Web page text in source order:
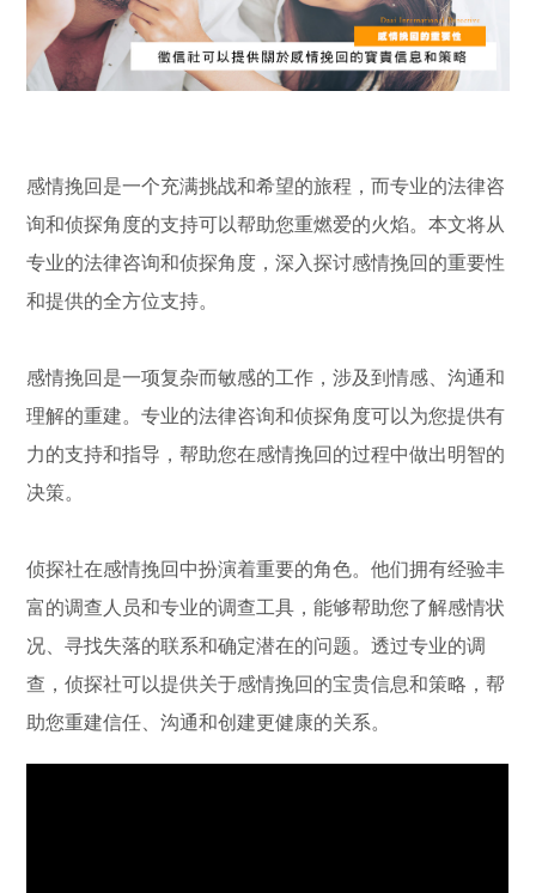
感情挽回是一个充满挑战和希望的旅程，而专业的法律咨
询和侦探角度的支持可以帮助您重燃爱的火焰。本文将从
专业的法律咨询和侦探角度，深入探讨感情挽回的重要性
和提供的全方位支持。
感情挽回是一项复杂而敏感的工作，涉及到情感、沟通和
理解的重建。专业的法律咨询和侦探角度可以为您提供有
力的支持和指导，帮助您在感情挽回的过程中做出明智的
决策。
侦探社在感情挽回中扮演着重要的角色。他们拥有经验丰
富的调查人员和专业的调查工具，能够帮助您了解感情状
况、寻找失落的联系和确定潜在的问题。透过专业的调
查，侦探社可以提供关于感情挽回的宝贵信息和策略，帮
助您重建信任、沟通和创建更健康的关系。